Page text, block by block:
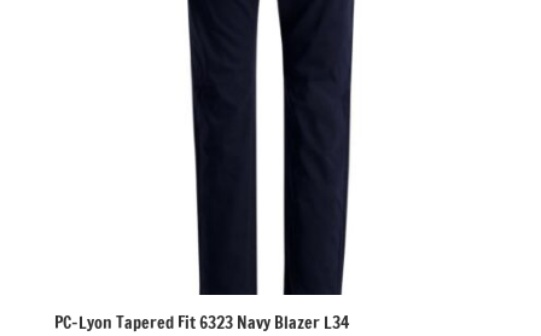
PC-Lyon Tapered Fit 6323 Navy Blazer L34